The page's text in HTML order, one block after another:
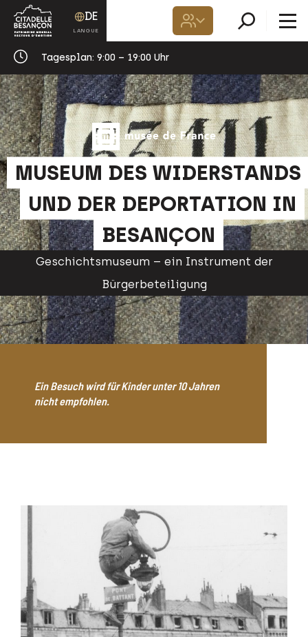
Tagesplan: 9:00 – 19:00 Uhr
DE
MUSEUM DES WIDERSTANDS
UND DER DEPORTATION IN
BESANÇON
Geschichtsmuseum – ein Instrument der
Bürgerbeteiligung
Ein Besuch wird für Kinder unter 10 Jahren
nicht empfohlen.